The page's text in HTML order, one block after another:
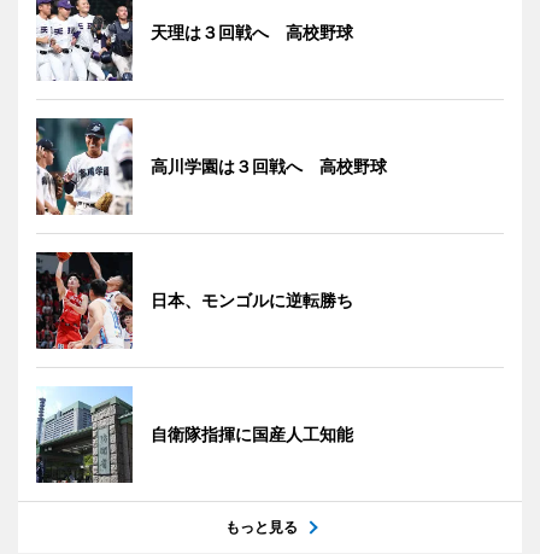
天理は３回戦へ 高校野球
高川学園は３回戦へ 高校野球
日本、モンゴルに逆転勝ち
自衛隊指揮に国産人工知能
もっと見る